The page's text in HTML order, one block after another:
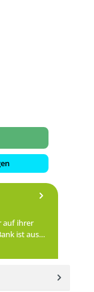
auf ihrer
ist aus…